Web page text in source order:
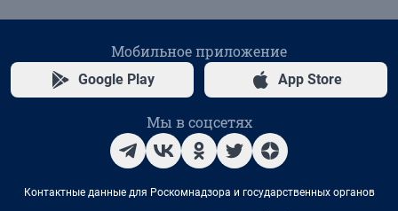
Мобильное приложение
Google Play App Store
Мы в соцсетях
Контактные данные для Роскомнадзора и государственных органов